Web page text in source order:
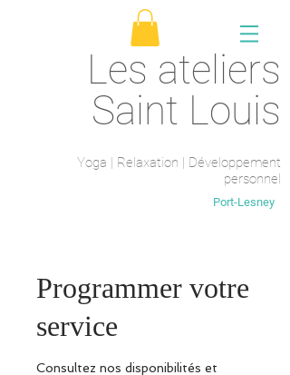
Les ateliers
Saint Louis
Yoga | Relaxation | Développement
personnel
Port-Lesney
Programmer votre
service
Consultez nos disponibilités et